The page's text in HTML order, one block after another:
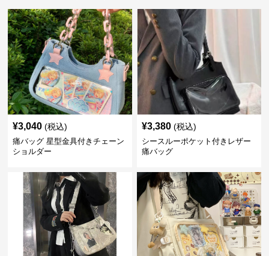
¥3,040 (税込)
痛バッグ 星型金具付きチェーン
ショルダー
¥3,380 (税込)
シースルーポケット付きレザー
痛バッグ